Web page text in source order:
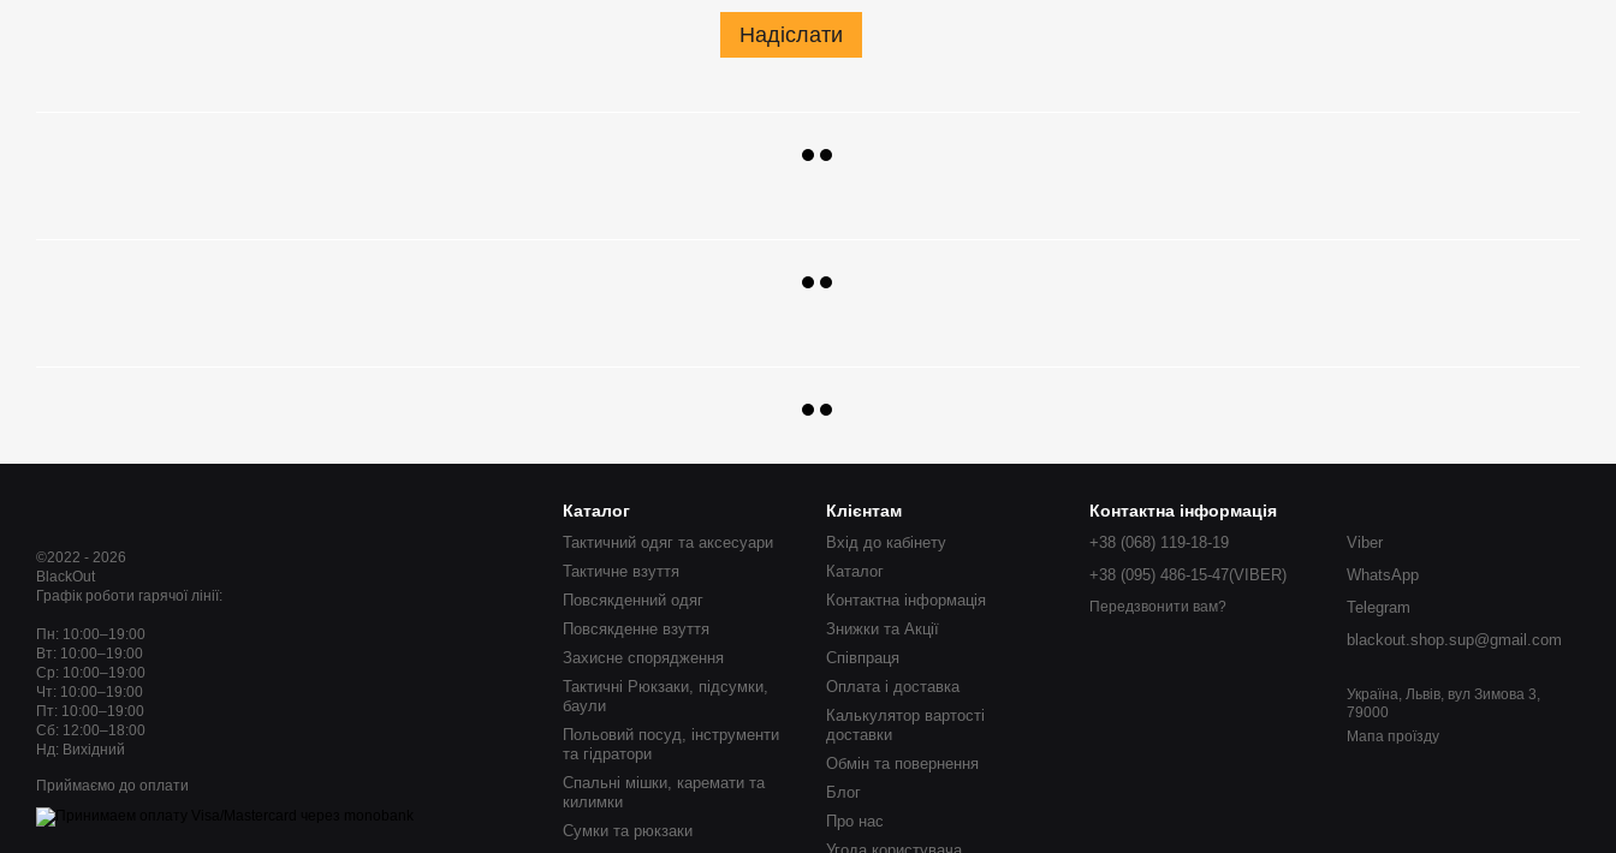
Надіслати
©2022 - 2026
BlackOut
Графік роботи гарячої лінії:
Пн: 10:00–19:00
Вт: 10:00–19:00
Ср: 10:00–19:00
Чт: 10:00–19:00
Пт: 10:00–19:00
Сб: 12:00–18:00
Нд: Вихідний
Приймаємо до оплати
Каталог
Тактичний одяг та аксесуари
Тактичне взуття
Повсякденний одяг
Повсякденне взуття
Захисне спорядження
Тактичні Рюкзаки, підсумки,
баули
Польовий посуд, інструменти
та гідратори
Спальні мішки, каремати та
килимки
Сумки та рюкзаки
Клієнтам
Вхід до кабінету
Каталог
Контактна інформація
Знижки та Акції
Співпраця
Оплата і доставка
Калькулятор вартості
доставки
Обмін та повернення
Блог
Про нас
Контактна інформація
+38 (068) 119-18-19
+38 (095) 486-15-47(VIBER)
Передзвонити вам?
Viber
WhatsApp
Telegram
blackout.shop.sup@gmail.com
Україна, Львів, вул Зимова 3,
79000
Мапа проїзду